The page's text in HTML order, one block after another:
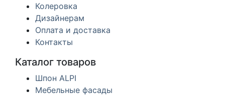
Колеровка
Дизайнерам
Оплата и доставка
Контакты
Каталог товаров
Шпон ALPI
Мебельные фасады